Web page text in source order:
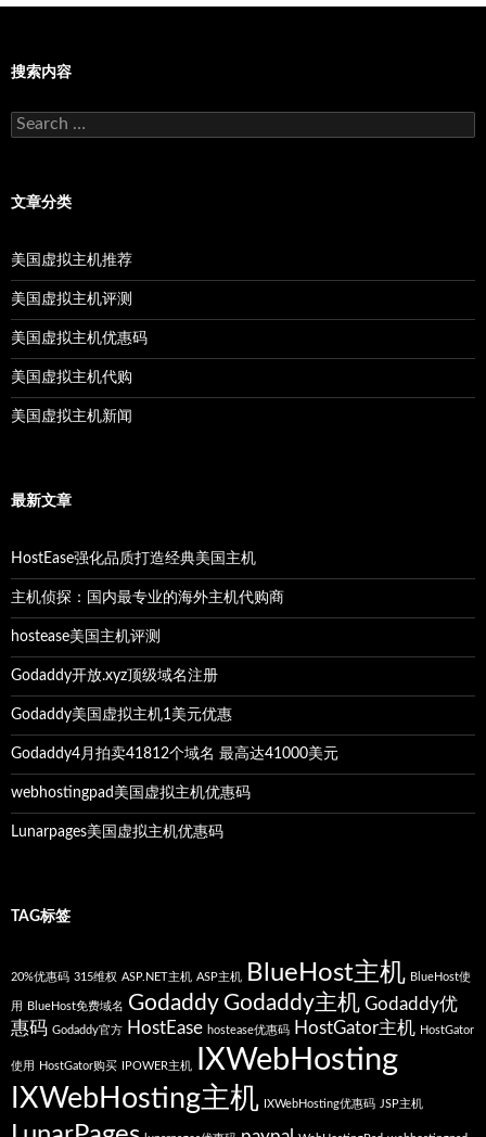
搜索内容
Search
for:
文章分类
美国虚拟主机推荐
美国虚拟主机评测
美国虚拟主机优惠码
美国虚拟主机代购
美国虚拟主机新闻
最新文章
HostEase强化品质打造经典美国主机
主机侦探：国内最专业的海外主机代购商
hostease美国主机评测
Godaddy开放.xyz顶级域名注册
Godaddy美国虚拟主机1美元优惠
Godaddy4月拍卖41812个域名 最高达41000美元
webhostingpad美国虚拟主机优惠码
Lunarpages美国虚拟主机优惠码
TAG标签
20%优惠码 315维权 ASP.NET主机 ASP主机 BlueHost主机 BlueHost使
用 BlueHost免费域名 Godaddy Godaddy主机 Godaddy优
惠码 Godaddy官方 HostEase hostease优惠码 HostGator主机 HostGator
使用 HostGator购买 IPOWER主机 IXWebHosting
IXWebHosting主机 IXWebHosting优惠码 JSP主机